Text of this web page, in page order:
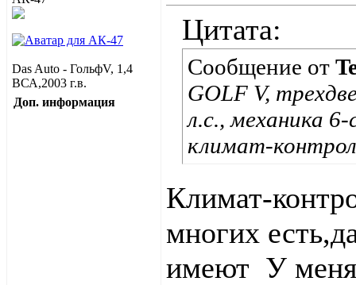
Das Auto - ГольфV, 1,4
ВСА,2003 г.в.
Доп. информация
Цитата:
Сообщение от
GOLF V,
л.с., механика
климат-
Климат-
многих
имеют У